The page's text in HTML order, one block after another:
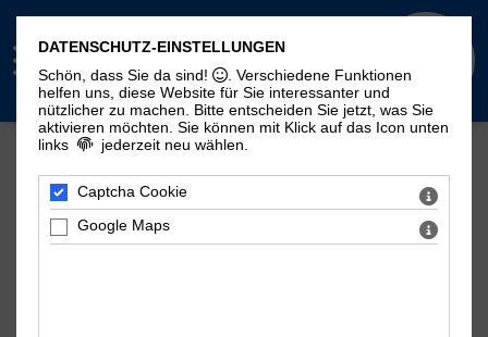
Mehr Seiten zum Thema "Moritzorgel":
Geschichte
Zeitstrahl
Disposition
Kontakt
DATENSCHUTZ-EINSTELLUNGEN
Schön, dass Sie da sind!
. Verschiedene Funktionen
helfen uns, diese Website für Sie interessanter und
nützlicher zu machen.
Bitte entscheiden Sie jetzt, was Sie
aktivieren möchten. Sie können mit Klick auf das Icon unten
links
jederzeit neu wählen.
Captcha Cookie
Google Maps